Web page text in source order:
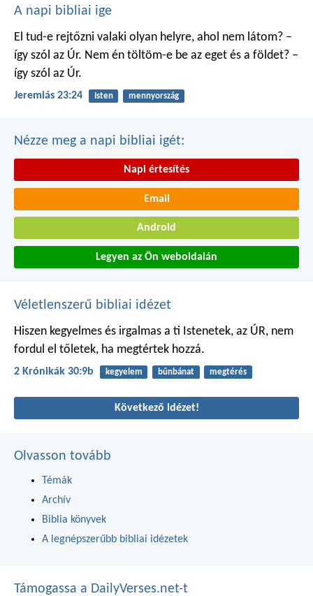
A napi bibliai ige
El tud-e rejtőzni valaki olyan helyre, ahol nem látom? –
így szól az Úr. Nem én töltöm-e be az eget és a földet? –
így szól az Úr.
Jeremiás 23:24 Isten mennyország
Nézze meg a napi bibliai igét:
Napi értesítés
Email
Android
Legyen az Ön weboldalán
Véletlenszerű bibliai idézet
Hiszen kegyelmes és irgalmas a ti Istenetek, az ÚR, nem
fordul el tőletek, ha megtértek hozzá.
2 Krónikák 30:9b kegyelem bűnbánat megtérés
Következő idézet!
Olvasson tovább
Témák
Archív
Biblia könyvek
A legnépszerűbb bibliai idézetek
Támogassa a DailyVerses.net-t